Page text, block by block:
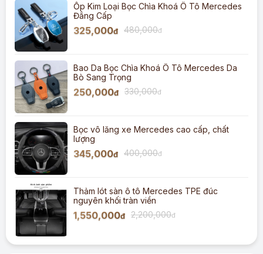
Ốp Kim Loại Bọc Chìa Khoá Ô Tô Mercedes
Đẳng Cấp
325,000đ 480,000đ
Bao Da Bọc Chìa Khoá Ô Tô Mercedes Da
Bò Sang Trọng
250,000đ 330,000đ
Bọc vô lăng xe Mercedes cao cấp, chất
lượng
345,000đ 400,000đ
Thảm lót sàn ô tô Mercedes TPE đúc
nguyên khối tràn viền
1,550,000đ 2,200,000đ